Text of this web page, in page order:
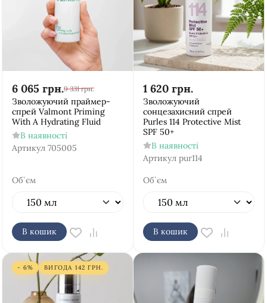
6 065 грн.9 331 грн.
Зволожуючий праймер-
спрей Valmont Priming
With A Hydrating Fluid
В наявності
Артикул 705005
Об`єм
В кошик
1 620 грн.
Зволожуючий
сонцезахисний спрей
Purles 114 Protective Mist
SPF 50+
В наявності
Артикул pur114
Об`єм
В кошик
- 6% ВИГОДА 142 ГРН.